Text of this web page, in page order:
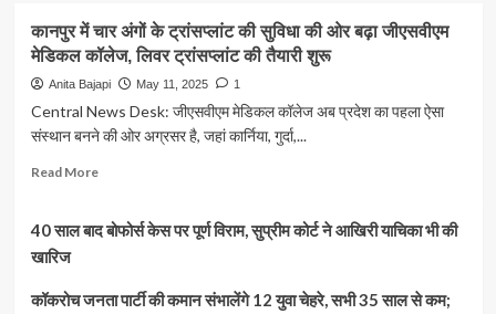
कानपुर में चार अंगों के ट्रांसप्लांट की सुविधा की ओर बढ़ा जीएसवीएम
मेडिकल कॉलेज, लिवर ट्रांसप्लांट की तैयारी शुरू
Anita Bajapi May 11, 2025 1
Central News Desk: जीएसवीएम मेडिकल कॉलेज अब प्रदेश का पहला ऐसा
संस्थान बनने की ओर अग्रसर है, जहां कार्निया, गुर्दा,...
Read MoreRead
कानपुर
अंगों
40 साल बाद बोफोर्स केस पर पूर्ण विराम, सुप्रीम कोर्ट ने आखिरी याचिका भी की
खारिज
कॉकरोच जनता पार्टी की कमान संभालेंगे 12 युवा चेहरे, सभी 35 साल से कम;